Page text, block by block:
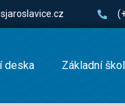
deska Základní